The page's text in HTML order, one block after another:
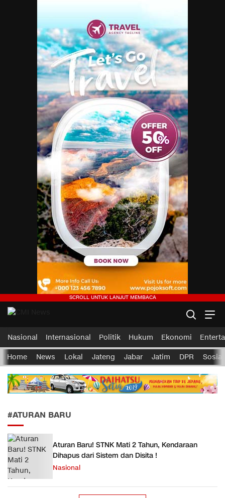
CMI News
Berani, Integritas dan Loyalitas
Nasional Internasional Politik Hukum Ekonomi
Home News Lokal Jateng Jabar Jatim DPR Sosial
#ATURAN BARU
Aturan Baru! STNK Mati 2 Tahun, Kendaraan
Dihapus dari Sistem dan Disita !
Nasional